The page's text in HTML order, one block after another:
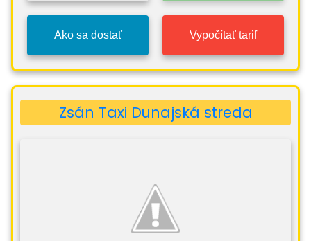
Ako sa dostať Vypočítať tarif
Zsán Taxi Dunajská streda